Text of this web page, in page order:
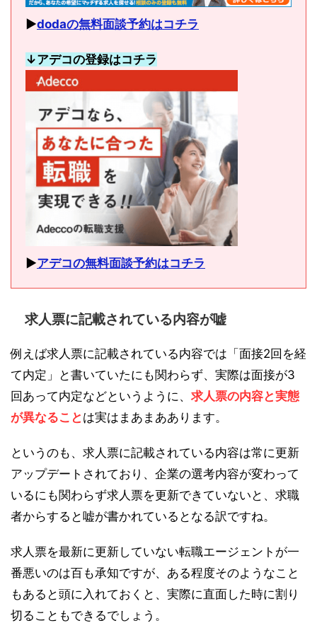
▶︎dodaの無料面談予約はコチラ
↓アデコの登録はコチラ
▶︎アデコの無料面談予約はコチラ
求人票に記載されている内容が嘘
例えば求人票に記載されている内容では「面接2回を経
て内定」と書いていたにも関わらず、実際は面接が3
回あって内定などというように、 求人票の内容と実態
が異なること は実はまあまああります。
というのも、求人票に記載されている内容は常に更新
アップデートされており、企業の選考内容が変わって
いるにも関わらず求人票を更新できていないと、求職
者からすると嘘が書かれているとなる訳ですね。
求人票を最新に更新していない転職エージェントが一
番悪いのは百も承知ですが、ある程度そのようなこと
もあると頭に入れておくと、実際に直面した時に割り
切ることもできるでしょう。